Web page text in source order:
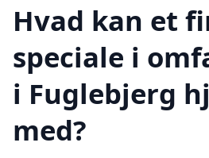
Hvad kan et
speciale i
i Fuglebjerg
med?